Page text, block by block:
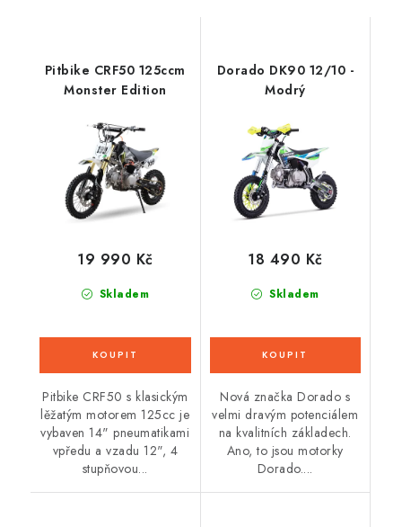
Pitbike CRF50 125ccm
Monster Edition
Skladem
19 990 Kč
Pitbike CRF50 s klasickým
lěžatým motorem 125cc je
vybaven 14" pneumatikami
vpředu a vzadu 12", 4
stupňovou...
Dorado DK90 12/10 -
Modrý
Skladem
18 490 Kč
Nová značka Dorado s
velmi dravým potenciálem
na kvalitních základech.
Ano, to jsou motorky
Dorado....